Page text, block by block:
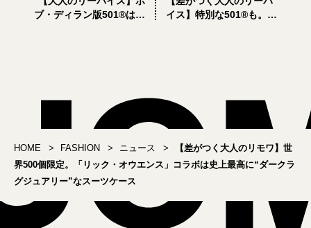
ブ・ディラン版501®はブ
イス】特別な501®も。新
HOME FASHION ニュース
【差がつく大人のリモワ】世
界500個限定。「リック・オウエンス」コラボは史上最高に“ダークラ
グジュアリー”なスーツケース